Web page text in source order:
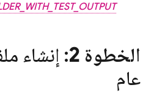
الخطوة 2
: إنشاء
عام